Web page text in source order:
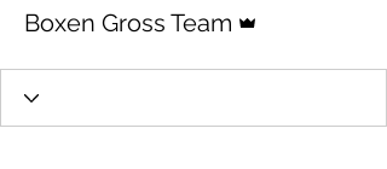
Boxen Gross Team